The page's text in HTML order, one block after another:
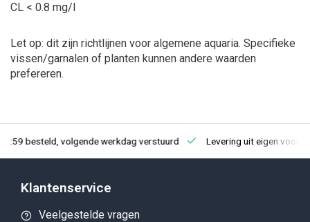
CL < 0.8 mg/l
Let op: dit zijn richtlijnen voor algemene aquaria. Specifieke
vissen/garnalen of planten kunnen andere waarden
prefereren.
besteld, volgende werkdag verstuurd Levering uit eigen
Klantenservice
Veelgestelde vragen